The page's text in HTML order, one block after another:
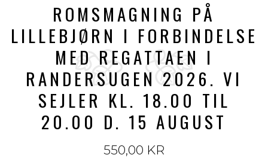
ROMSMAGNING PÅ
LILLEBJØRN I FORBINDELSE
MED REGATTAEN I
RANDERSUGEN 2026. VI
SEJLER KL. 18.00 TIL
20.00 D. 15 AUGUST
550,00 KR